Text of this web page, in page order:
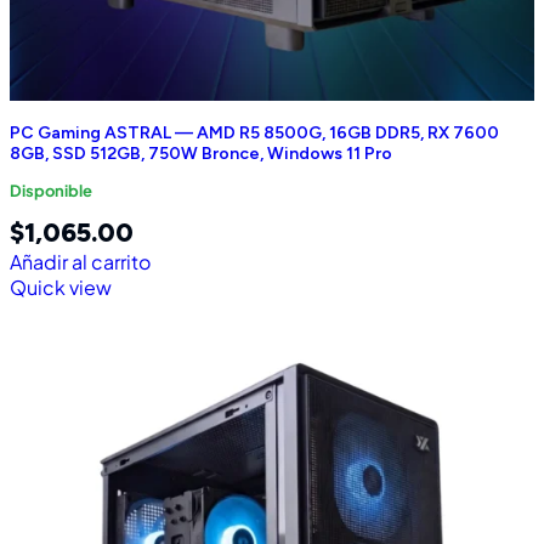
PC Gaming ASTRAL — AMD R5 8500G, 16GB DDR5, RX 7600
8GB, SSD 512GB, 750W Bronce, Windows 11 Pro
Disponible
$1,065.00
Añadir al carrito
Quick view